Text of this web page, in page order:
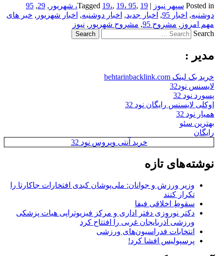
Posted in سپهر نیوز |
Tagged 19،, 19، 95, 19، شهریور ,
29
,
95
دوشنبه, اخبار 95 , اخبار جدید, اخبار دوشنبه, اخبار شهریور , خبر های
مهم امروز , مشروح 95 , مشروح شهریور , نیوز
Search
مدیر :
خرید بک لینک behtarinbacklink.com
لایسنس نود32
پسورد نود 32
اوکلی لایسنس رایگان نود 32
همیار نود 32
بهترین سئو
رایگان
خرید آنتی ویروس نود 32
نوشته‌های تازه
وزیر ورزش و جوانان: ملی‌پوشان کبدی افتخارات جاکارتا را
تکرار کنند
سقوطِ اخلاقی فیفا
دکتر نوروزی دفتر اداری و مرکز فیزیوتراپی هیات پزشکی
ورزشی آذربایجان غربی را افتتاح کرد
انتخابات فدراسیون‌های ورزشی
پرسپولیس افشا کرد!